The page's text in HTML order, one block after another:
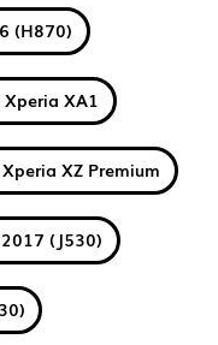
(H870)
Xperia XA1
XZ Premium
(J530)